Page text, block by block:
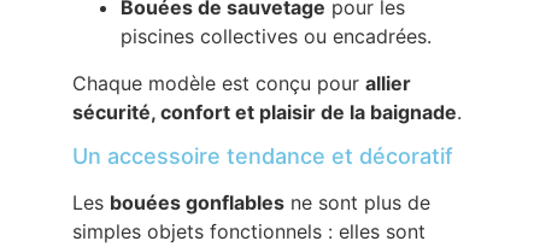
Bouées de sauvetage pour les
piscines collectives ou encadrées.
Chaque modèle est conçu pour allier
sécurité, confort et plaisir de la baignade.
Un accessoire tendance et décoratif
Les bouées gonflables ne sont plus de
simples objets fonctionnels : elles sont